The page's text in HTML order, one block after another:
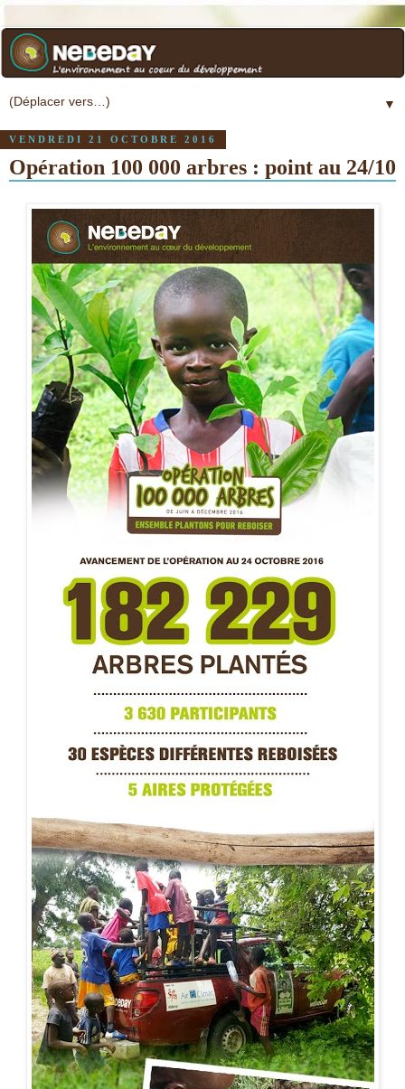
▼
VENDREDI 21 OCTOBRE 2016
Opération 100 000 arbres : point au 24/10